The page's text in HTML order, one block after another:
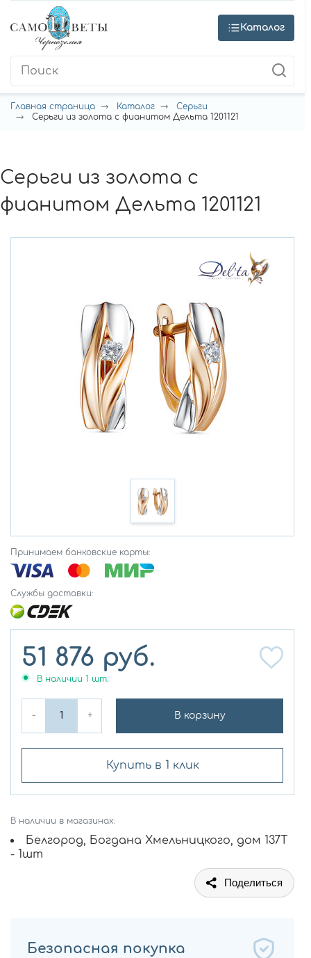
Каталог
Главная страница Каталог
Серьги
Серьги из золота с фианитом Дельта 1201121
Серьги из золота с
фианитом Дельта 1201121
Принимаем банковские карты:
Службы доставки:
51 876 руб.
В наличии 1 шт.
- + В корзину
Купить в 1 клик
В наличии в магазинах:
Белгород, Богдана Хмельницкого, дом 137Т
- 1шт
Поделиться
Безопасная покупка